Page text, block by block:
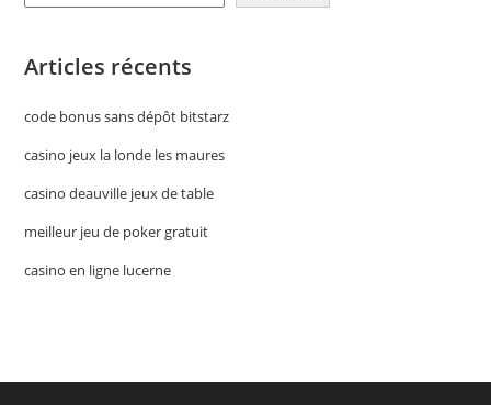
Articles récents
code bonus sans dépôt bitstarz
casino jeux la londe les maures
casino deauville jeux de table
meilleur jeu de poker gratuit
casino en ligne lucerne